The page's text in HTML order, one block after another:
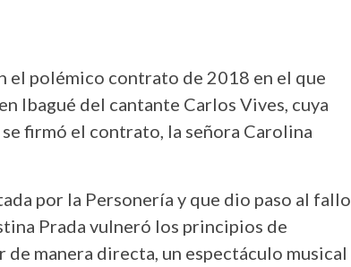
el polémico contrato de 2018 en el que
Ibagué del cantante Carlos Vives, cuya
firmó el contrato, la señora Carolina
por la Personería y que dio paso al fallo
Prada vulneró los principios de
manera directa, un espectáculo musical